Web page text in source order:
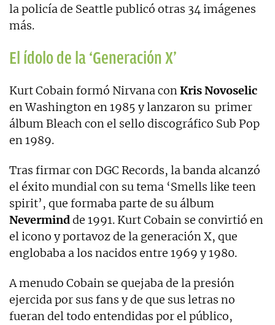
la policía de Seattle publicó otras 34 imágenes
más.
El ídolo de la ‘Generación X’
Kurt Cobain formó Nirvana conKris Novoselic
en Washington en 1985 y lanzaron su primer
álbum Bleach con el sello discográfico Sub Pop
en 1989.
Tras firmar con DGC Records, la banda alcanzó
el éxito mundial con su tema ‘Smells like teen
spirit’, que formaba parte de su álbum
Nevermindde 1991. Kurt Cobain se convirtió en
el icono y portavoz de la generación X, que
englobaba a los nacidos entre 1969 y 1980.
A menudo Cobain se quejaba de la presión
ejercida por sus fans y de que sus letras no
fueran del todo entendidas por el público,